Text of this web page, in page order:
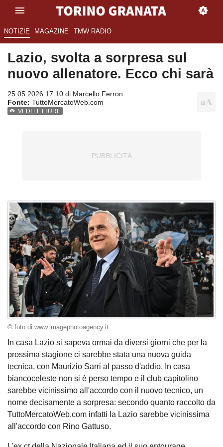
NOTIZIE MAGAZINE TMW RADIO
Lazio, svolta a sorpresa sul
nuovo allenatore. Ecco chi sarà
25.05.2026 17:10 di Marcello Ferron
Fonte: TuttoMercatoWeb.com
VEDI LETTURE
© foto di www.imagephotoagency.it
In casa Lazio si sapeva ormai da diversi giorni che per la
prossima stagione ci sarebbe stata una nuova guida
tecnica, con Maurizio Sarri al passo d'addio. In casa
biancoceleste non si è perso tempo e il club capitolino
sarebbe vicinissimo all'accordo con il nuovo tecnico, un
nome decisamente a sorpresa: secondo quanto raccolto da
TuttoMercatoWeb.com infatti la Lazio sarebbe vicinissima
all'accordo con Rino Gattuso.